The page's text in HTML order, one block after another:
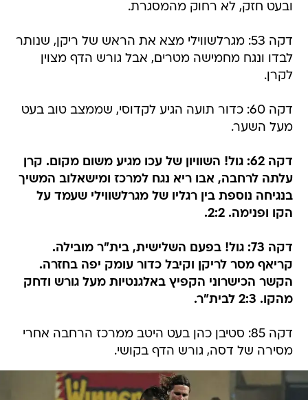
ובעט חזק, לא רחוק מהמסגרת.
דקה 53: מגרלשווילי מצא את הראש של ריקן, שנותר
לבדו ונגח מחמישה מטרים, אבל גורש הדף מצוין
לקרן.
דקה 60: כדור תועה הגיע לקדוסי, שממצב טוב בעט
מעל השער.
דקה 62: גול! השוויון של עכו מגיע משום מקום. קרן
עלתה לרחבה, אבו ריא נגח למרכז ומישאלוב המשיך
בנגיחה נוספת בין רגליו של מגרלשווילי שעמד על
הקו ופנימה. 2:2.
דקה 73: גול! בפעם השלישית, בית"ר מובילה.
קריאף מסר לריקן וקיבל כדור עומק יפה בחזרה.
הקשר הכישרוני הקפיץ באלגנטיות מעל גורש ודחק
מהקו. 2:3 לבית"ר.
דקה 85: סטיבן כהן בעט היטב ממרכז הרחבה אחרי
מסירה של דסה, גורש הדף בקושי.